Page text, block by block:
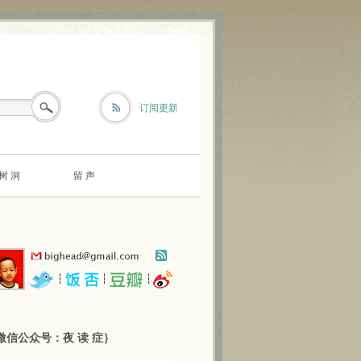
订阅更新
洞 留 声
┆ ┆ ┆
信公众号：夜 读 症｝